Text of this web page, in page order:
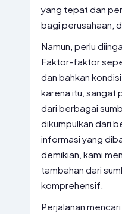
yang tepat dan
bagi perusahaan,
Namun, perlu
Faktor-faktor
dan bahkan
karena itu, sangat
dari berbagai
dikumpulkan dari
informasi yang
demikian, kami
tambahan dari
komprehensif.
Perjalanan